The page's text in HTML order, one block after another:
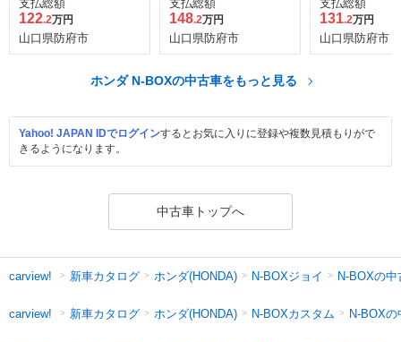
支払総額
122.2万円
山口県防府市
支払総額
148.2万円
山口県防府市
支払総額
131.2万円
山口県防府市
ホンダ N-BOXの中古車をもっと見る
Yahoo! JAPAN IDでログインするとお気に入りに登録や複数見積もりがで
きるようになります。
中古車トップへ
carview! 新車カタログ ホンダ(HONDA) N-BOXジョイ N-BOXの中
carview! 新車カタログ ホンダ(HONDA) N-BOXカスタム N-BOXの